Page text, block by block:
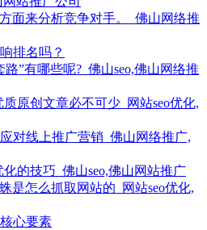
面来分析竞争对手。_佛山网络推
排名吗？
”有哪些呢?_佛山seo,佛山网络推
原创文章必不可少_网站seo优化,
对线上推广营销_佛山网络推广,
化的技巧_佛山seo,佛山网站推广
是怎么抓取网站的_网站seo优化,
心要素